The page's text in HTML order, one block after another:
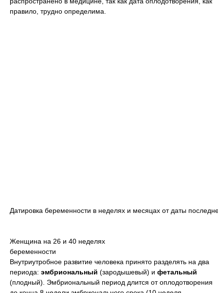
правило, трудно определима.
Датировка беременности в неделях и месяцах от даты
Женщина на 26 и 40 неделях
беременности
Внутриутробное развитие человека принято разделять на два
периода: эмбриональный (зародышевый) и фетальный
(плодный). Эмбриональный период длится от оплодотворения